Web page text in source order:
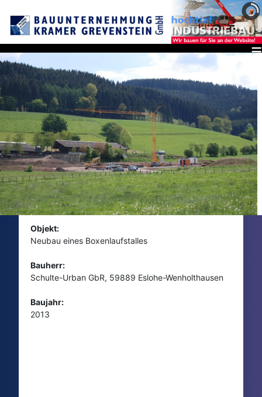
≡
Objekt:
Neubau eines Boxenlaufstalles
Bauherr:
Schulte-Urban GbR, 59889 Eslohe-Wenholthausen
Baujahr:
2013